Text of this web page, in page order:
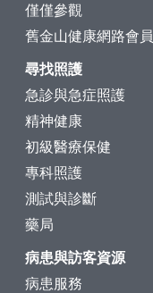
僅僅參觀
舊金山健康網路會員
尋找照護
急診與急症照護
精神健康
初級醫療保健
專科照護
測試與診斷
藥局
病患與訪客資源
病患服務